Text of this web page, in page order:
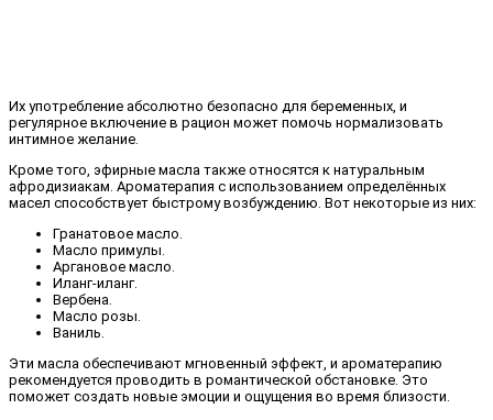
Их употребление абсолютно безопасно для беременных, и
регулярное включение в рацион может помочь нормализовать
интимное желание.
Кроме того, эфирные масла также относятся к натуральным
афродизиакам. Ароматерапия с использованием определённых
масел способствует быстрому возбуждению. Вот некоторые из них:
Гранатовое масло.
Масло примулы.
Аргановое масло.
Иланг-иланг.
Вербена.
Масло розы.
Ваниль.
Эти масла обеспечивают мгновенный эффект, и ароматерапию
рекомендуется проводить в романтической обстановке. Это
поможет создать новые эмоции и ощущения во время близости.